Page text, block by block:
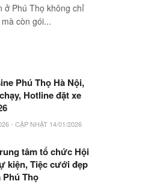
ở Phú Thọ không chỉ
còn gói...
Phú Thọ Hà Nội,
Hotline đặt xe
- CẬP NHẬT 14/01/2026
tâm tổ chức Hội
kiện, Tiệc cưới đẹp
Thọ